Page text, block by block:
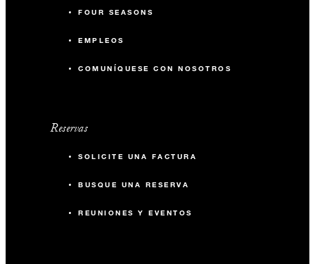
FOUR SEASONS
EMPLEOS
COMUNÍQUESE CON NOSOTROS
Reservas
SOLICITE UNA FACTURA
BUSQUE UNA RESERVA
REUNIONES Y EVENTOS